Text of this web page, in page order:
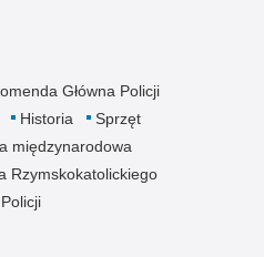
Główna Policji
Historia
Sprzęt
międzynarodowa
Rzymskokatolickiego